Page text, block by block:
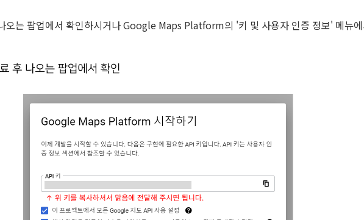
오는 팝업에서 확인하시거나 Google Maps Platform의 '키 및 사용자 인증 정보' 메뉴